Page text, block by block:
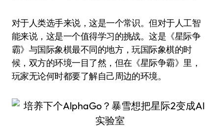
对于人类选手来说，这是一个常识。但对于人工智
能来说，这是一个值得学习的挑战。这是《星际争
霸》与国际象棋最不同的地方，玩国际象棋的时
候，双方的环境一目了然，但在《星际争霸》里，
玩家无论何时都要了解自己周边的环境。